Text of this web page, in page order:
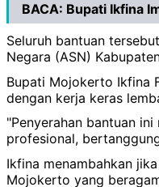
BACA: Bupati Ikfina
Seluruh bantuan
Negara (ASN)
Bupati Mojokerto Ikfina
dengan kerja keras
"Penyerahan bantuan
profesional,
Ikfina menambahkan
Mojokerto yang